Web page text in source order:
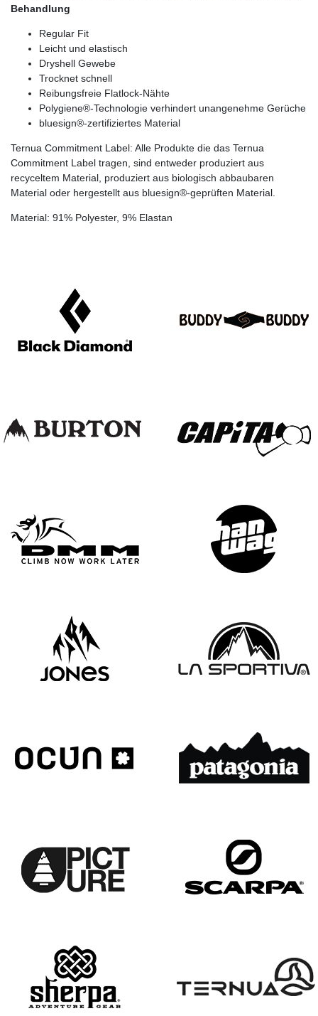
Behandlung
Regular Fit
Leicht und elastisch
Dryshell Gewebe
Trocknet schnell
Reibungsfreie Flatlock-Nähte
Polygiene®-Technologie verhindert unangenehme Gerüche
bluesign®-zertifiziertes Material
Ternua Commitment Label: Alle Produkte die das Ternua
Commitment Label tragen, sind entweder produziert aus
recyceltem Material, produziert aus biologisch abbaubaren
Material oder hergestellt aus bluesign®-geprüften Material.
Material: 91% Polyester, 9% Elastan